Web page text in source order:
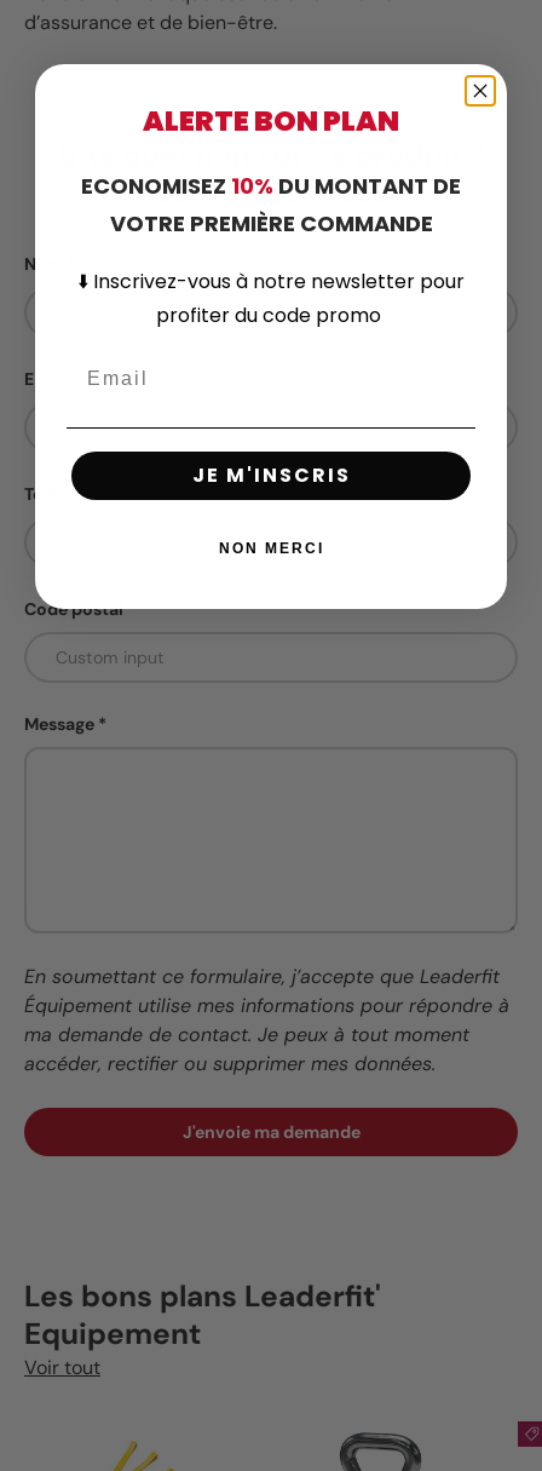
d’assurance et de bien-être.
Contactez-nous
Nom
E-mail
Téléphone
Code postal
Message
En soumettant ce formulaire, j’accepte que Leaderfit
Équipement utilise mes informations pour répondre à
ma demande de contact. Je peux à tout moment
accéder, rectifier ou supprimer mes données.
J'envoie ma demande
Les bons plans Leaderfit'
Equipement
Voir tout
ALERTE BON PLAN
ECONOMISEZ 10% DU MONTANT DE
VOTRE PREMIÈRE COMMANDE
⬇️ Inscrivez-vousà notre newsletter pour
profiter du code promo
JE M'INSCRIS
NON MERCI